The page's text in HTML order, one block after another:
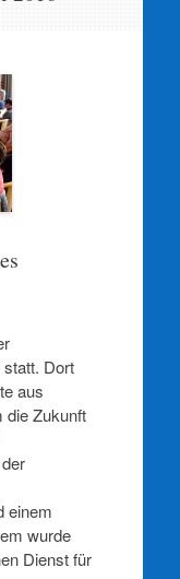
Dort
aus
die Zukunft
einem
wurde
Dienst für